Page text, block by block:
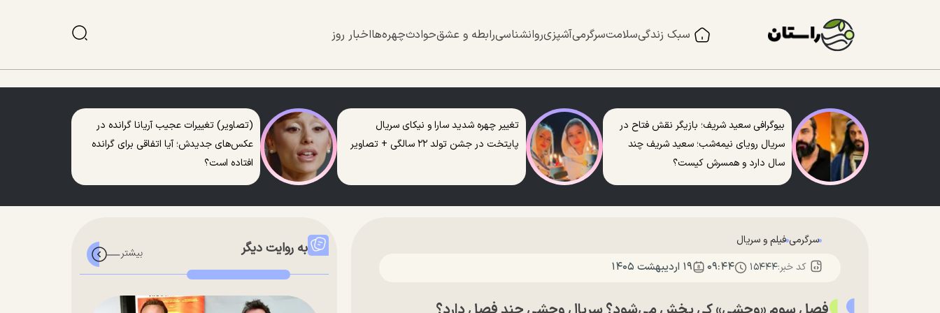
سبک زندگیسلامتسرگرمیآشپزیروانشناسیرابطه و عشقحوادثچهره‌هااخبار روز
بیوگرافی سعید شریف؛ بازیگر نقش فتاح در
سریال رویای نیمه‌شب؛ سعید شریف چند
سال دارد و همسرش کیست؟
تغییر چهره شدید سارا و نیکای سریال
پایتخت در جشن تولد ۲۲ سالگی + تصاویر
(تصاویر) تغییرات عجیب آریانا گرانده در
عکس‌های جدیدش؛ آیا اتفاقی برای گرانده
افتاده است؟
سرگرمی فیلم و سریال
کد خبر:۱۵۴۴۴ ۰۹:۴۴ ۱۹ ارديبهشت ۱۴۰۵
به روایت دیگر